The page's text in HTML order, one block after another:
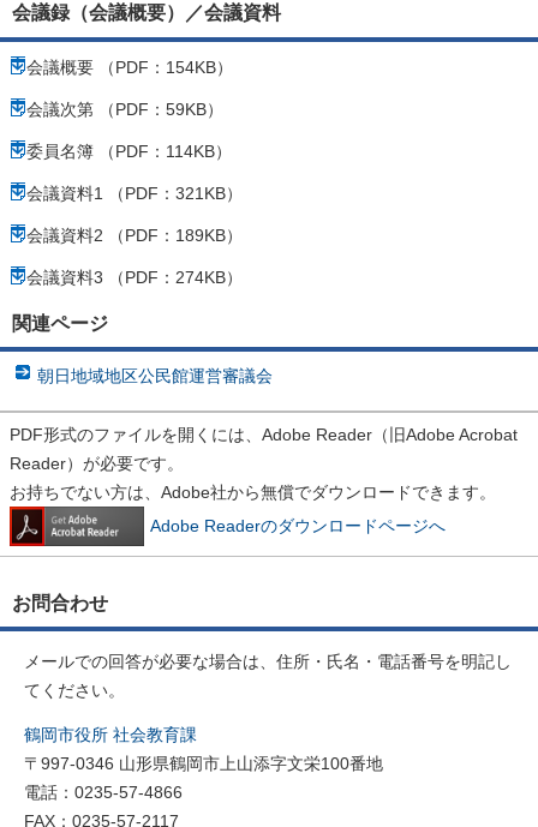
会議録（会議概要）／会議資料
会議概要 （PDF：154KB）
会議次第 （PDF：59KB）
委員名簿 （PDF：114KB）
会議資料1 （PDF：321KB）
会議資料2 （PDF：189KB）
会議資料3 （PDF：274KB）
関連ページ
朝日地域地区公民館運営審議会
PDF形式のファイルを開くには、Adobe Reader（旧Adobe Acrobat
Reader）が必要です。
お持ちでない方は、Adobe社から無償でダウンロードできます。
Adobe Readerのダウンロードページへ
お問合わせ
メールでの回答が必要な場合は、住所・氏名・電話番号を明記し
てください。
鶴岡市役所 社会教育課
〒997-0346 山形県鶴岡市上山添字文栄100番地
電話：0235-57-4866
FAX：0235-57-2117